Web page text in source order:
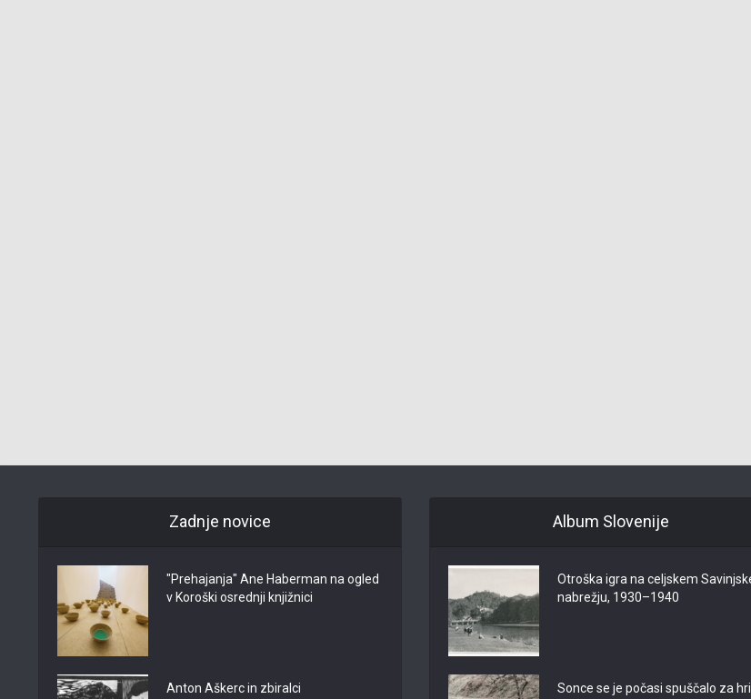
Zadnje novice
"Prehajanja" Ane Haberman na ogled
v Koroški osrednji knjižnici
Anton Aškerc in zbiralci
Album Slovenije
Otroška igra na celjskem
nabrežju, 1930–1940
Sonce se je počasi spuščalo za